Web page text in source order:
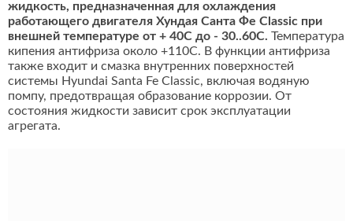
жидкость, предназначенная для охлаждения
работающего двигателя Хундая Санта Фе Classic при
внешней температуре от + 40C до - 30..60C. Температура
кипения антифриза около +110С. В функции антифриза
также входит и смазка внутренних поверхностей
системы Hyundai Santa Fe Classic, включая водяную
помпу, предотвращая образование коррозии. От
состояния жидкости зависит срок эксплуатации
агрегата.